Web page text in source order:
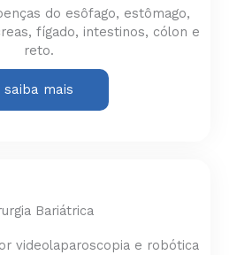
do esôfago, estômago,
fígado, intestinos, cólon e
reto.
saiba mais
Bariátrica
videolaparoscopia e robótica